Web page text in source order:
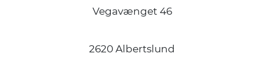
Vegavænget 46
2620 Albertslund